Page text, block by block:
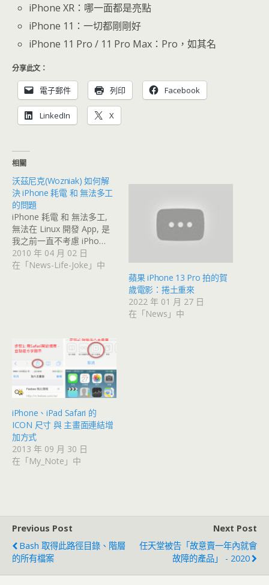
iPhone XR：哪一面都是亮點
iPhone 11：一切都剛剛好
iPhone 11 Pro / 11 Pro Max：Pro，如其名
分享此文：
電子郵件 列印 Facebook
LinkedIn X
相關
沃茲尼克(Wozniak) 如何解
決 iPhone 耗電 和 無法多工
的問題
iPhone 耗電 和 無法多工,
無法在 Linux 開發 App, 是
我之前一直不考慮 iPho…
2010 年 04 月 02 日
在「News-Life-Joke」中
蘋果 iPhone 13 Pro 拍的賀
歲電影：捲土重來
2022 年 01 月 27 日
在「News」中
iPhone、iPad Safari 的
ICON 尺寸 與 主畫面連結增
加方式
2013 年 09 月 30 日
在「My_Note」中
Previous Post
Bash 取得此路徑目錄、階層
的所有檔案
Next Post
任天堂被告「故意賣一年內就會
故障的產品」 - 2020